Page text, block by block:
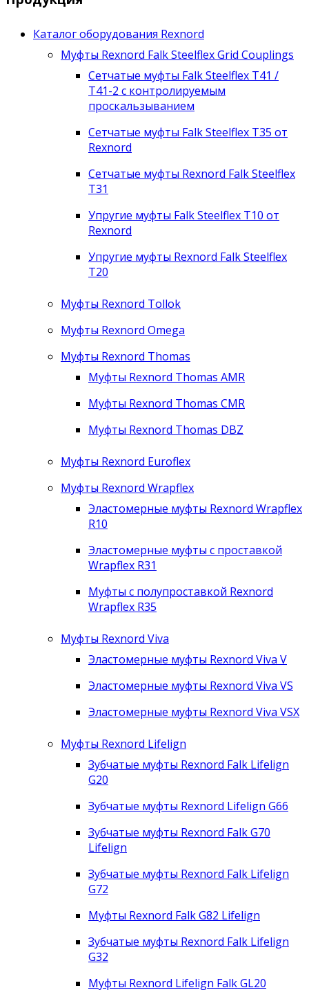
Каталог оборудования Rexnord
Муфты Rexnord Falk Steelflex Grid Couplings
Сетчатые муфты Falk Steelflex T41 /
T41-2 с контролируемым
проскальзыванием
Сетчатые муфты Falk Steelflex T35 от
Rexnord
Сетчатые муфты Rexnord Falk Steelflex
T31
Упругие муфты Falk Steelflex T10 от
Rexnord
Упругие муфты Rexnord Falk Steelflex
T20
Муфты Rexnord Tollok
Муфты Rexnord Omega
Муфты Rexnord Thomas
Муфты Rexnord Thomas AMR
Муфты Rexnord Thomas CMR
Муфты Rexnord Thomas DBZ
Муфты Rexnord Euroflex
Муфты Rexnord Wrapflex
Эластомерные муфты Rexnord Wrapflex
R10
Эластомерные муфты с проставкой
Wrapflex R31
Муфты с полупроставкой Rexnord
Wrapflex R35
Муфты Rexnord Viva
Эластомерные муфты Rexnord Viva V
Эластомерные муфты Rexnord Viva VS
Эластомерные муфты Rexnord Viva VSX
Муфты Rexnord Lifelign
Зубчатые муфты Rexnord Falk Lifelign
G20
Зубчатые муфты Rexnord Lifelign G66
Зубчатые муфты Rexnord Falk G70
Lifelign
Зубчатые муфты Rexnord Falk Lifelign
G72
Муфты Rexnord Falk G82 Lifelign
Зубчатые муфты Rexnord Falk Lifelign
G32
Муфты Rexnord Lifelign Falk GL20